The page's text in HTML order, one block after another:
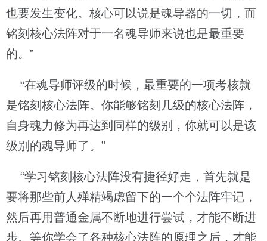
也要发生变化。核心可以说是魂导器的一切，而
铭刻核心法阵对于一名魂导师来说也是最重要
的。”
“在魂导师评级的时候，最重要的一项考核就
是铭刻核心法阵。你能够铭刻几级的核心法阵，
自身魂力修为再达到同样的级别，你就可以是该
级别的魂导师了。”
“学习铭刻核心法阵没有捷径好走，首先就是
要将那些前人殚精竭虑留下的一个个法阵牢记，
然后再用普通金属不断地进行尝试，才能不断进
步。等你学会了各种核心法阵的原理之后，才能